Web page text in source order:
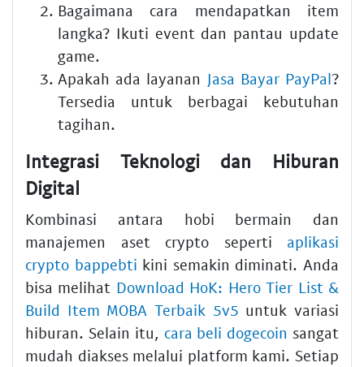
Bagaimana cara mendapatkan item
langka? Ikuti event dan pantau update
game.
Apakah ada layanan Jasa Bayar PayPal?
Tersedia untuk berbagai kebutuhan
tagihan.
Integrasi Teknologi dan Hiburan
Digital
Kombinasi antara hobi bermain dan
manajemen aset crypto seperti aplikasi
crypto bappebti kini semakin diminati. Anda
bisa melihat Download HoK: Hero Tier List &
Build Item MOBA Terbaik 5v5 untuk variasi
hiburan. Selain itu, cara beli dogecoin sangat
mudah diakses melalui platform kami. Setiap